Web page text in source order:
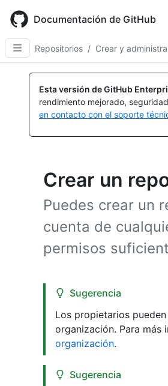
main
content
Documentación de GitHub
Repositorios / Crear y
Esta versión de GitHub
rendimiento mejorado,
en contacto con el soporte
Crear un
Puedes crear un
cuenta de
permisos
Sugerencia
Los propietarios
organización. Para más
organización.
Sugerencia